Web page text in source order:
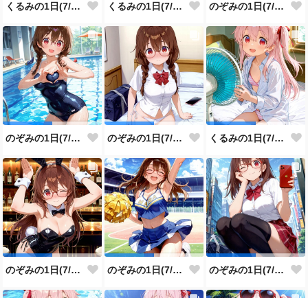
くるみの1日(7/31投稿分) くるみの1日(7/30投稿分) のぞみの1日(7/29投稿分)
のぞみの1日(7/28投稿分) のぞみの1日(7/27投稿分) くるみの1日(7/26投稿分)
のぞみの1日(7/25投稿分) のぞみの1日(7/24投稿分) のぞみの1日(7/23投稿分)